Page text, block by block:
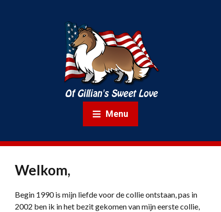
Menu
Welkom,
Begin 1990 is mijn liefde voor de collie ontstaan, pas in
2002 ben ik in het bezit gekomen van mijn eerste collie,